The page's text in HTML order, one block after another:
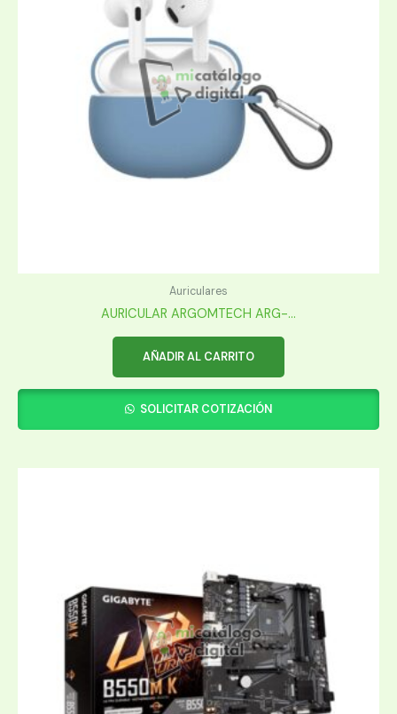
Auriculares
AURICULAR ARGOMTECH ARG-...
AÑADIR AL CARRITO
SOLICITAR COTIZACIÓN